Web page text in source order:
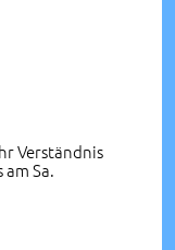
Verständnis
Sa.